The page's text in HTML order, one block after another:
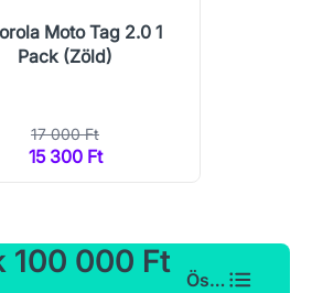
Moto Tag 2.0 1
Pack (Zöld)
17 000 Ft
15 300 Ft
100 000 Ft
Összes